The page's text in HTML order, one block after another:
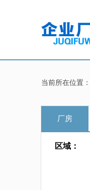
当前所在位置：
厂房
区域：